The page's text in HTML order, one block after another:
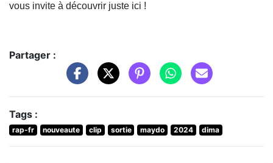
vous invite à découvrir juste ici !
Partager :
Tags :
rap-fr nouveaute clip sortie maydo 2024 dima